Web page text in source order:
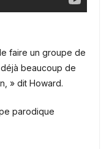
faire un groupe de
beaucoup de
» dit Howard.
parodique